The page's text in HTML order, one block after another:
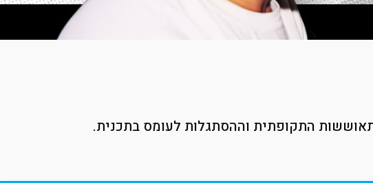
התקופתית וההסתגלות לעומס בתכנית.